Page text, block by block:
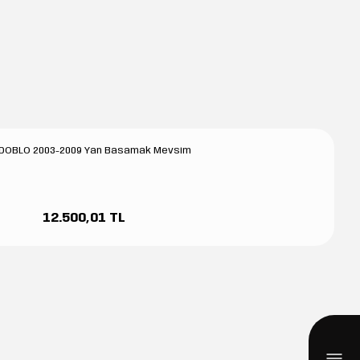
2003-2009 Yan Basamak Mevsim
12.500,01 TL